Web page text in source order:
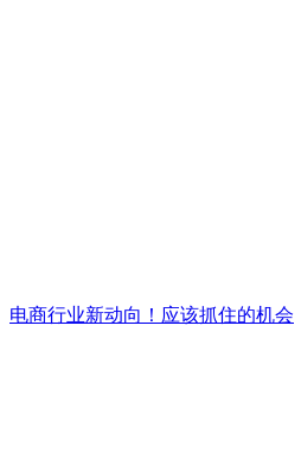
电商行业新动向！应该抓住的机会